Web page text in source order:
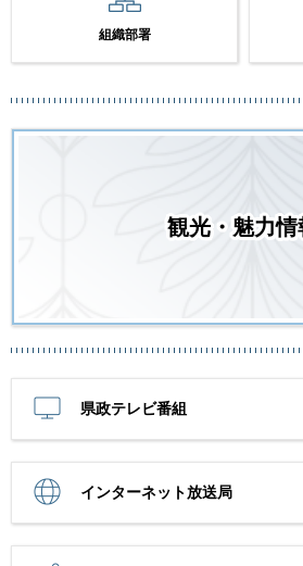
組織部署
観光・魅力情
県政テレビ番組
インターネット放送局